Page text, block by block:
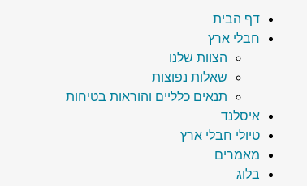
דף הבית
חבלי ארץ
הצוות שלנו
שאלות נפוצות
תנאים כלליים והוראות בטיחות
איסלנד
טיולי חבלי ארץ
מאמרים
בלוג